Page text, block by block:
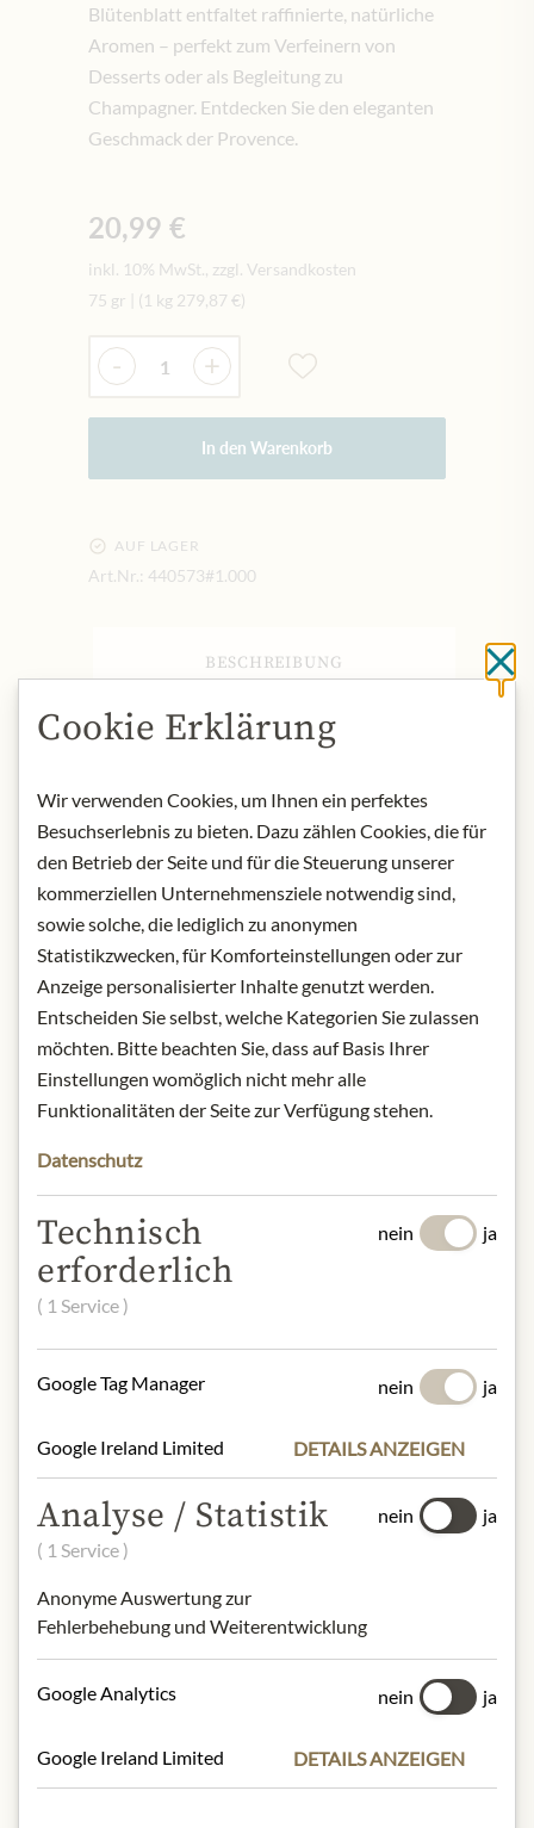
Blütenblatt entfaltet raffinierte, natürliche
Aromen – perfekt zum Verfeinern von
Desserts oder als Begleitung zu
Champagner. Entdecken Sie den eleganten
Geschmack der Provence.
20,99 €
inkl. 10% MwSt., zzgl. Versandkosten
75 gr
(1 kg 279,87 €)
Menge
- +
In den Warenkorb
AUF LAGER
Art.Nr.: 440573#1.000
BESCHREIBUNG
Produktname: Kandierte Veilchen - 75g
Lagerung: Kühl, trocken und
Kontakt: Quai Sud/ Avenue de Madrid,
83870
Signes/Frankreich/
contact@quaisud.fr
* Wir bitten um Verständnis, dass das
Produktdesign von der Abbildung
abweichen kann.
ZUTATEN & ALLERGENE
Puder- und Kristallzucker,
Überzugsmittel: Gummi Arabicum,
Trockenblüten 2%, natürlicher
Erzeugnisse, Sojabohnen und daraus
gewonnene Erzeugnisse, Milch und
Milcherzeugnisse, Schalenfrüchte und
und Senferzeugnisse, Sesamsamen und
darauf gewonnene Erzeugnisse,
100 g enthalten durchschnittlich:
Energie (Brennwert):
- davon gesättigte Fettsäuren:
Kohlenhydrate:96g
- davon Zucker:96g
Eiweiß:
Cookie Erklärung
Wir verwenden Cookies, um Ihnen ein perfektes
Besuchserlebnis zu bieten. Dazu zählen Cookies, die für
den Betrieb der Seite und für die Steuerung unserer
kommerziellen Unternehmensziele notwendig sind,
sowie solche, die lediglich zu anonymen
Statistikzwecken, für Komforteinstellungen oder zur
Anzeige personalisierter Inhalte genutzt werden.
Entscheiden Sie selbst, welche Kategorien Sie zulassen
möchten. Bitte beachten Sie, dass auf Basis Ihrer
Einstellungen womöglich nicht mehr alle
Funktionalitäten der Seite zur Verfügung stehen.
Datenschutz
Technisch
erforderlich
( 1 Service )
nein ja
Google Tag Manager nein ja
Google Ireland Limited DETAILS ANZEIGEN
Analyse / Statistik
( 1 Service )
Anonyme Auswertung zur
Fehlerbehebung und Weiterentwicklung
nein ja
Google Analytics nein ja
Google Ireland Limited DETAILS ANZEIGEN